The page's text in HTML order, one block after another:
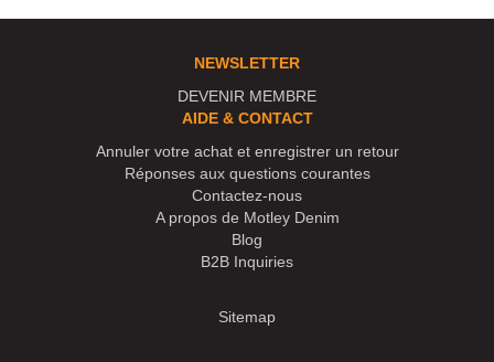
NEWSLETTER
DEVENIR MEMBRE
AIDE & CONTACT
Annuler votre achat et enregistrer un retour
Réponses aux questions courantes
Contactez-nous
A propos de Motley Denim
Blog
B2B Inquiries
Sitemap